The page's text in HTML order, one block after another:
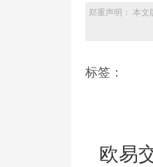
郑重声明： 本文
标签：
欧易